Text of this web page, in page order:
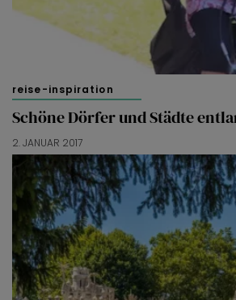
reise-inspiration
Schöne Dörfer und Städte
2. JANUAR 2017